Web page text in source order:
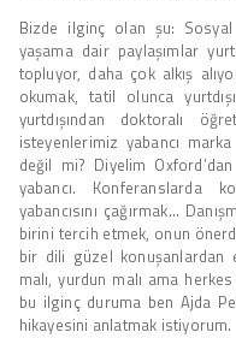
Bizde ilginç olan şu:
yaşama dair paylaşımlar
topluyor, daha çok alkış
okumak, tatil olunca
yurtdışından doktoralı
isteyenlerimiz yabancı
değil mi? Diyelim
yabancı. Konferanslarda
yabancısını çağırmak…
birini tercih etmek, onun
bir dili güzel konuşanlardan
malı, yurdun malı ama
bu ilginç duruma ben Ajda
hikayesini anlatmak istiyorum.